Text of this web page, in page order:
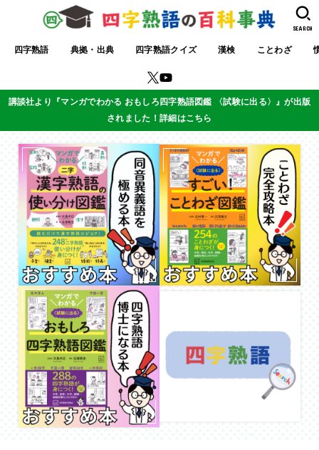
四字熟語 典拠・出典 四字熟語クイズ 漢検 ことわざ
SEARCH
講談社より『マンガでわかる おもしろ四字熟語図鑑 〈試験に出る〉』が出版
されました！詳細はこちら